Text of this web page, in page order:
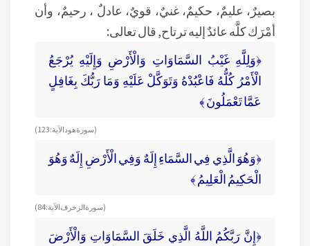
بصيرٌ، عليمٌ، حكيمٌ، غنيٌ، قويٌ، عادلٌ ، رحيمٌ، وأن
أمْرَك كلَّه عائدٌ إليه ترتاح, قال تعالى:
﴿وَلِلَّهِ غَيْبُ السَّمَاوَاتِ وَالْأَرْضِ وَإِلَيْهِ يُرْجَعُ
الْأَمْرُ كُلُّهُ فَاعْبُدْهُ وَتَوَكَّلْ عَلَيْهِ وَمَا رَبُّكَ بِغَافِلٍ
عَمَّا تَعْمَلُونَ ﴾
( سورة هود الآية : 123)
﴿وَهُوَ الَّذِي فِي السَّمَاءِ إِلَهٌ وَفِي الْأَرْضِ إِلَهٌ وَهُوَ
الْحَكِيمُ الْعَلِيمُ ﴾
( سورة الزخرف الآية: 84)
﴿إِنَّ رَبَّكُمُ اللَّهُ الَّذِي خَلَقَ السَّمَاوَاتِ وَالْأَرْضَ